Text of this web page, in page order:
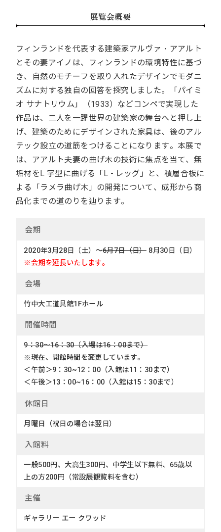
展覧会概要
フィンランドを代表する建築家アルヴァ・アアルト
とその妻アイノは、フィンランドの環境特性に基づ
き、自然のモチーフを取り入れたデザインでモダニ
ズムに対する独自の回答を探究しました。「パイミ
オ サナトリウム」（1933）などコンペで実現した
作品は、二人を一躍世界の建築家の舞台へと押し上
げ、建築のためにデザインされた家具は、後のアル
テック設立の道筋をつけることになります。本展で
は、アアルト夫妻の曲げ木の技術に焦点を当て、無
垢材をL 字型に曲げる「L - レッグ」と、積層合板に
よる「ラメラ曲げ木」の開発について、成形から商
品化までの道のりを辿ります。
会期
2020年3月28日（土）～6月7日（日） 8月30日（日）
※会期を延長いたします。
会場
竹中大工道具館1Fホール
開催時間
9：30〜16：30（入場は16：00まで）
※現在、開館時間を変更しています。
＜午前＞9：30~12：00（入館は11：30まで）
＜午後＞13：00~16：00（入館は15：30まで）
休館日
月曜日（祝日の場合は翌日）
入館料
一般500円、大高生300円、中学生以下無料、65歳以
上の方200円（常設展観覧料を含む）
主催
ギャラリー エー クワッド